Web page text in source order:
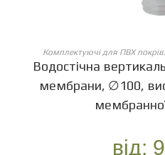
Комплектуючі для ПВХ
Водостічна
мембрани, ∅100,
від: